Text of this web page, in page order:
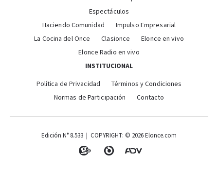
Espectáculos
Haciendo Comunidad
Impulso Empresarial
La Cocina del Once
Clasionce
Elonce en vivo
Elonce Radio en vivo
INSTITUCIONAL
Política de Privacidad
Términos y Condiciones
Normas de Participación
Contacto
Edición N° 8.533 | COPYRIGHT: © 2026 Elonce.com